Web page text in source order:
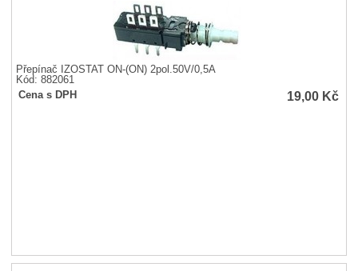
Přepínač IZOSTAT ON-(ON) 2pol.50V/0,5A
Kód: 882061
Cena s DPH
19,00 Kč